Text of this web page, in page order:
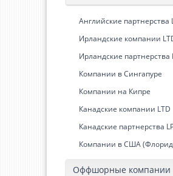
Английские партнерства
Ирландские компании
Ирландские партнерства
Компании в Сингапуре
Компании на Кипре
Канадские компании LTD
Канадские партнерства
Компании в США
Оффшорные компании